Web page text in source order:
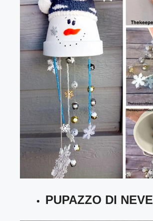
PUPAZZO DI NEVE